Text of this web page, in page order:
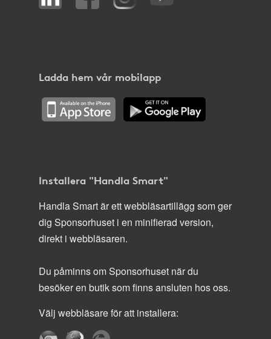
Ladda hem vår mobilapp
Installera "Handla Smart"
Handla Smart är ett webbläsartillägg som ger
dig Sponsorhuset i en minifierad version,
direkt i webbläsaren.
Du påminns om Sponsorhuset när du
besöker en butik som finns ansluten hos oss.
Välj webbläsare för att installera: